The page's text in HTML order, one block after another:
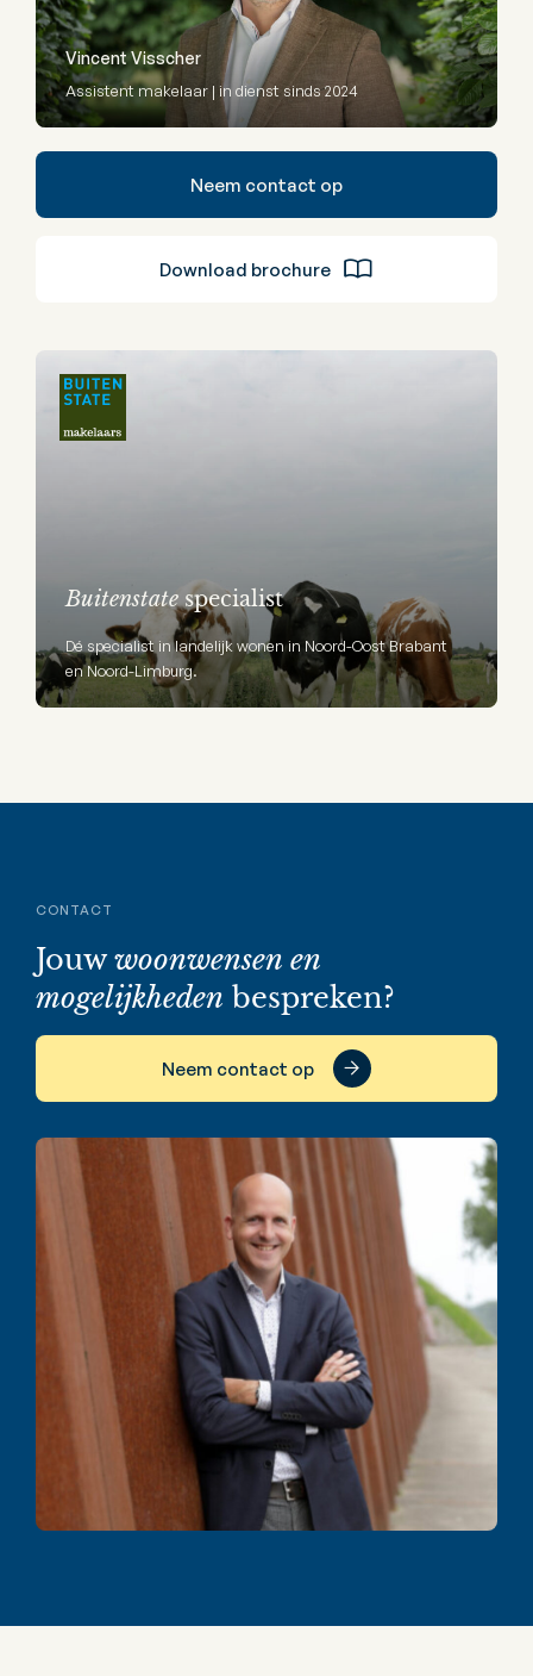
Vincent Visscher
Assistent makelaar | in dienst sinds 2024
Neem contact op
Download brochure
Buitenstatespecialist
Dé specialist in landelijk wonen in Noord-Oost Brabant
en Noord-Limburg.
CONTACT
Jouwwoonwensen en
mogelijkheden bespreken?
Neem contact op